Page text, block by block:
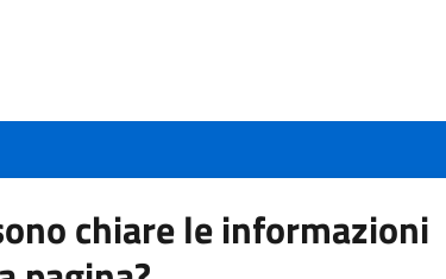
chiare le informazioni